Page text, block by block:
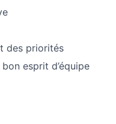
des priorités
esprit d’équipe